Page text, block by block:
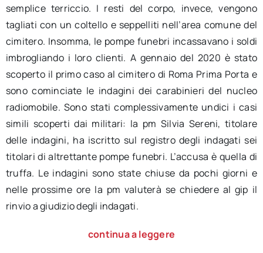
semplice terriccio. I resti del corpo, invece, vengono
tagliati con un coltello e seppelliti nell’area comune del
cimitero. Insomma, le pompe funebri incassavano i soldi
imbrogliando i loro clienti. A gennaio del 2020 è stato
scoperto il primo caso al cimitero di Roma Prima Porta e
sono cominciate le indagini dei carabinieri del nucleo
radiomobile. Sono stati complessivamente undici i casi
simili scoperti dai militari: la pm Silvia Sereni, titolare
delle indagini, ha iscritto sul registro degli indagati sei
titolari di altrettante pompe funebri. L’accusa è quella di
truffa. Le indagini sono state chiuse da pochi giorni e
nelle prossime ore la pm valuterà se chiedere al gip il
rinvio a giudizio degli indagati.
continua a leggere